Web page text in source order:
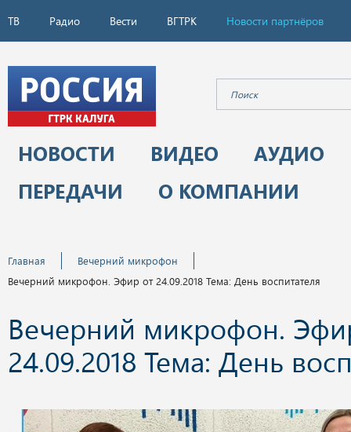
ТВ Радио Вести ВГТРК Новости партнёров
НОВОСТИ ВИДЕО
АУДИО
ПЕРЕДАЧИ
О КОМПАНИИ
Главная
Вечерний микрофон
Вечерний микрофон. Эфир от 24.09.2018 Тема: День воспитателя
Вечерний микрофон.
24.09.2018 Тема: День